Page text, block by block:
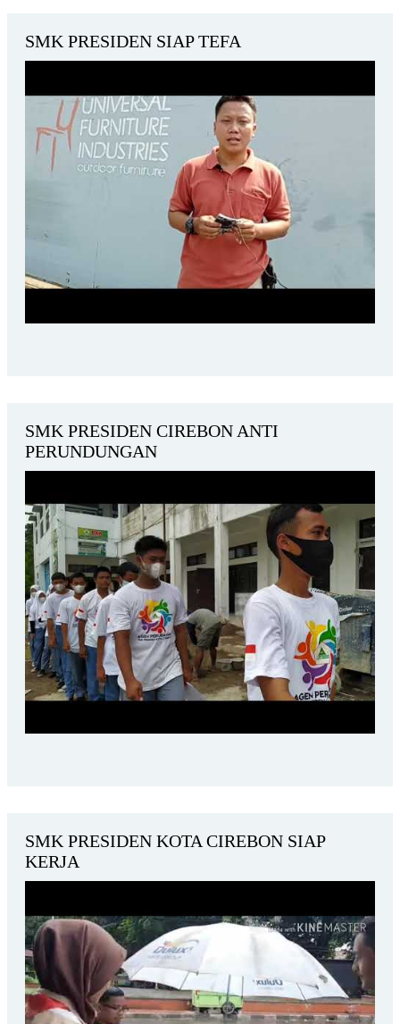
SMK PRESIDEN SIAP TEFA
SMK PRESIDEN CIREBON ANTI
PERUNDUNGAN
SMK PRESIDEN KOTA CIREBON SIAP
KERJA